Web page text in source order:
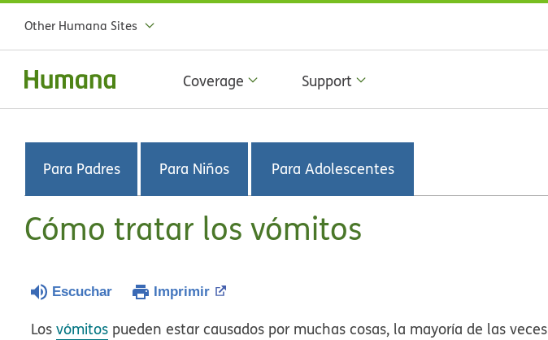
Other Humana Sites
Coverage Support
Para Padres Para Niños Para Adolescentes
Cómo tratar los vómitos
Escuchar Imprimir
Losvómitos pueden estar causados por muchas cosas, la mayoría de las veces